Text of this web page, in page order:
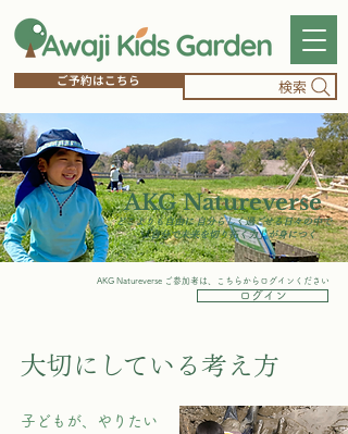
ご予約はこちら 検索
​AKG Natureverse
どこよりも自由に 自分らしく過ごせる日々の中で
「自分で未来を切り拓く力」が身につく
AKG Natureverse ご参加者は、こちらからログインください
ログイン
大切にしている考え方​
子どもが、やりたい